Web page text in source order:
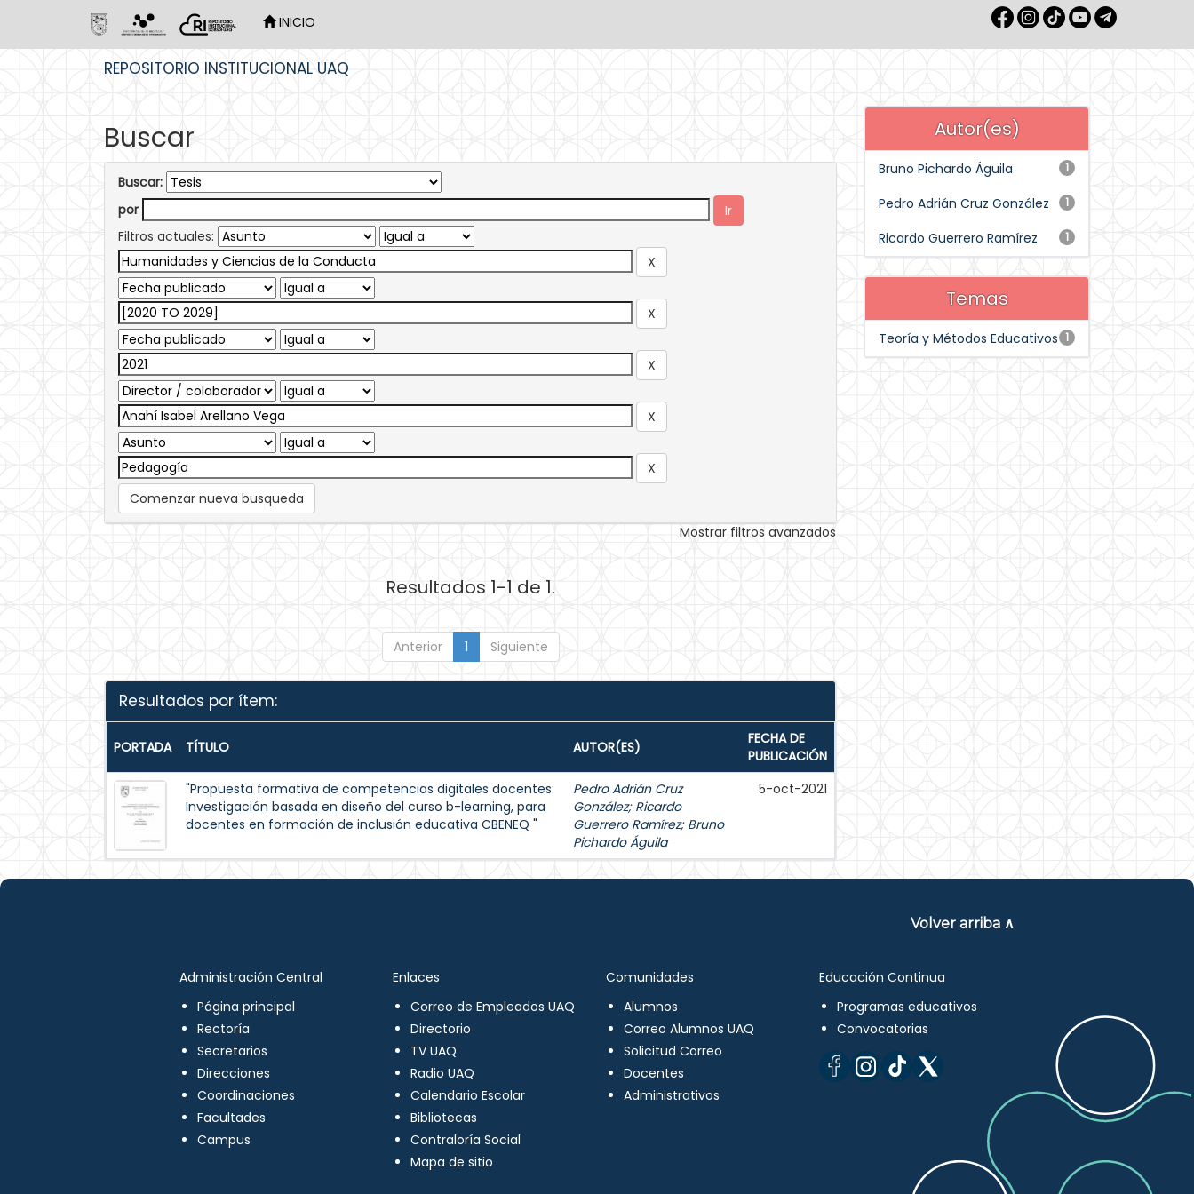
INICIO
REPOSITORIO INSTITUCIONAL UAQ
Buscar
Buscar:
por
Filtros actuales:
Comenzar nueva busqueda
Mostrar filtros avanzados
Resultados 1-1 de 1.
Anterior 1 Siguiente
Resultados por ítem:
PORTADA TÍTULO AUTOR(ES)
FECHA DE
PUBLICACIÓN
"Propuesta formativa de competencias digitales docentes:
Investigación basada en diseño del curso b-learning, para
docentes en formación de inclusión educativa CBENEQ "
Pedro Adrián Cruz
González; Ricardo
Guerrero Ramírez; Bruno
Pichardo Águila
5-oct-2021
Autor(es)
1
Bruno Pichardo Águila
1
Pedro Adrián Cruz González
1
Ricardo Guerrero Ramírez
Temas
1
Teoría y Métodos Educativos
Volver arriba ∧
Administración Central
Página principal
Rectoría
Secretarios
Direcciones
Coordinaciones
Facultades
Campus
Enlaces
Correo de Empleados UAQ
Directorio
TV UAQ
Radio UAQ
Calendario Escolar
Bibliotecas
Contraloría Social
Mapa de sitio
Comunidades
Alumnos
Correo Alumnos UAQ
Solicitud Correo
Docentes
Administrativos
Educación Continua
Programas educativos
Convocatorias